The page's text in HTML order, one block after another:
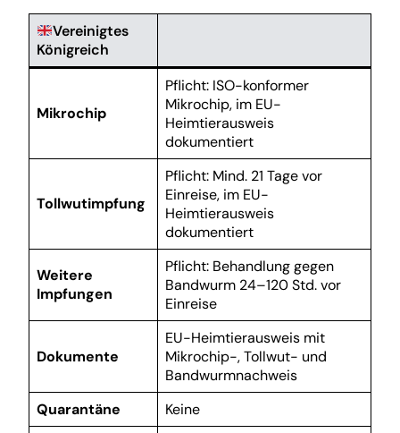
Vereinigtes
Königreich
Mikrochip
Pflicht: ISO-konformer
Mikrochip, im EU-
Heimtierausweis
dokumentiert
Tollwutimpfung
Pflicht: Mind. 21 Tage vor
Einreise, im EU-
Heimtierausweis
dokumentiert
Weitere
Impfungen
Pflicht: Behandlung gegen
Bandwurm 24–120 Std. vor
Einreise
Dokumente
EU-Heimtierausweis mit
Mikrochip-, Tollwut- und
Bandwurmnachweis
Quarantäne
Keine